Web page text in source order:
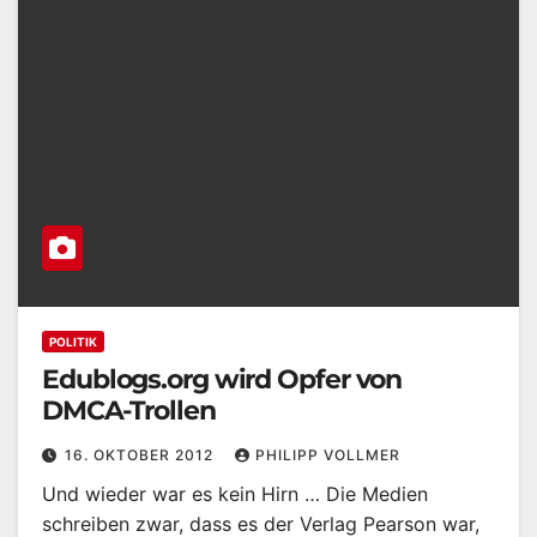
POLITIK
Edublogs.org wird Opfer von
DMCA-Trollen
16. OKTOBER 2012 PHILIPP VOLLMER
Und wieder war es kein Hirn … Die Medien
schreiben zwar, dass es der Verlag Pearson war,